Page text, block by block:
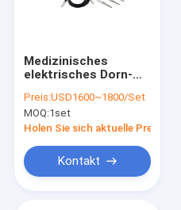
Medizinisches
elektrisches Dorn-
orthopädische
Elektrowerkzeuge
40000r/min
Preis:USD1600~1800/Set
MOQ:1set
Holen Sie sich aktuelle Preis
Kontakt